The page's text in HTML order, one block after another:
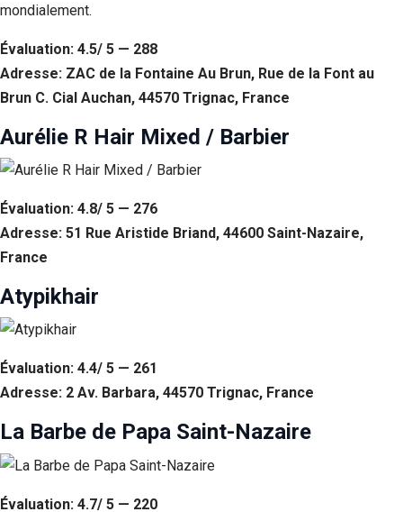
mondialement.
Évaluation: 4.5/ 5 — 288
Adresse: ZAC de la Fontaine Au Brun, Rue de la Font au
Brun C. Cial Auchan, 44570 Trignac, France
Aurélie R Hair Mixed / Barbier
Évaluation: 4.8/ 5 — 276
Adresse: 51 Rue Aristide Briand, 44600 Saint-Nazaire,
France
Atypikhair
Évaluation: 4.4/ 5 — 261
Adresse: 2 Av. Barbara, 44570 Trignac, France
La Barbe de Papa Saint-Nazaire
Évaluation: 4.7/ 5 — 220